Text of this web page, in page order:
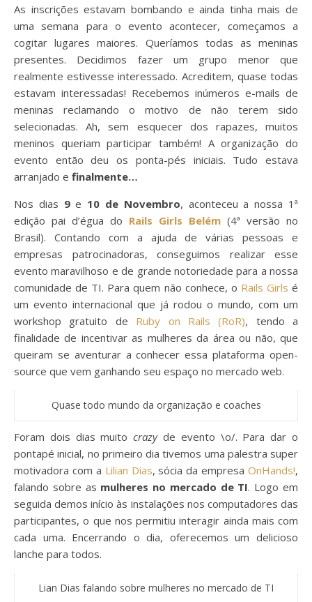
As inscrições estavam bombando e ainda tinha mais de
uma semana para o evento acontecer, começamos a
cogitar lugares maiores. Queríamos todas as meninas
presentes. Decidimos fazer um grupo menor que
realmente estivesse interessado. Acreditem, quase todas
estavam interessadas! Recebemos inúmeros e-mails de
meninas reclamando o motivo de não terem sido
selecionadas. Ah, sem esquecer dos rapazes, muitos
meninos queriam participar também! A organização do
evento então deu os ponta-pés iniciais. Tudo estava
arranjado e finalmente…
Nos dias 9e 10 de Novembro, aconteceu a nossa 1ª
edição pai d’égua do Rails Girls Belém (4ª versão no
Brasil). Contando com a ajuda de várias pessoas e
empresas patrocinadoras, conseguimos realizar esse
evento maravilhoso e de grande notoriedade para a nossa
comunidade de TI. Para quem não conhece, o Rails Girls é
um evento internacional que já rodou o mundo, com um
workshop gratuito de Ruby on Rails (RoR), tendo a
finalidade de incentivar as mulheres da área ou não, que
queiram se aventurar a conhecer essa plataforma open-
source que vem ganhando seu espaço no mercado web.
Quase todo mundo da organização e coaches
Foram dois dias muitocrazyde evento \o/. Para dar o
pontapé inicial, no primeiro dia tivemos uma palestra super
motivadora com a Lilian Dias, sócia da empresa OnHands!,
falando sobre as mulheres no mercado de TI. Logo em
seguida demos início às instalações nos computadores das
participantes, o que nos permitiu interagir ainda mais com
cada uma. Encerrando o dia, oferecemos um delicioso
lanche para todos.
Lian Dias falando sobre mulheres no mercado de TI